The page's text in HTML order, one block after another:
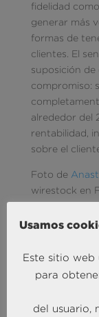
fidelidad
generar más
formas de
clientes. El
suposición de
compromiso:
alrededor del
rentabilidad,
sobre el
Foto de
wirestock en
Usamos
Este sitio
para
del usuario,